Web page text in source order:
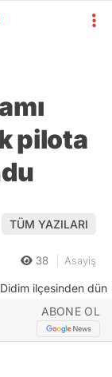
pilota
TÜM YAZILARI
38 Asayiş
ABONE OL